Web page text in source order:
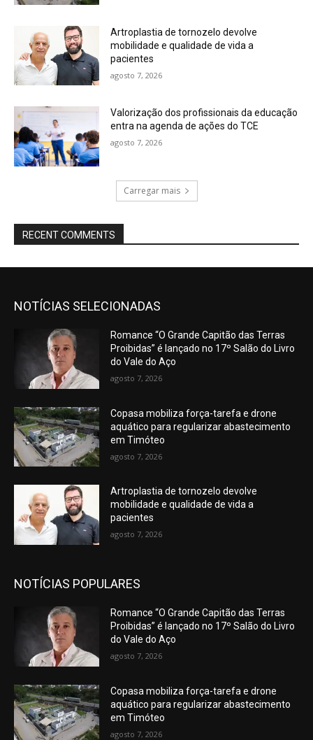
Artroplastia de tornozelo devolve
mobilidade e qualidade de vida a
pacientes
agosto 7, 2026
Valorização dos profissionais da educação
entra na agenda de ações do TCE
agosto 7, 2026
Carregar mais
RECENT COMMENTS
NOTÍCIAS SELECIONADAS
Romance “O Grande Capitão das Terras
Proibidas” é lançado no 17º Salão do Livro
do Vale do Aço
agosto 7, 2026
Copasa mobiliza força-tarefa e drone
aquático para regularizar abastecimento
em Timóteo
agosto 7, 2026
Artroplastia de tornozelo devolve
mobilidade e qualidade de vida a
pacientes
agosto 7, 2026
NOTÍCIAS POPULARES
Romance “O Grande Capitão das Terras
Proibidas” é lançado no 17º Salão do Livro
do Vale do Aço
agosto 7, 2026
Copasa mobiliza força-tarefa e drone
aquático para regularizar abastecimento
em Timóteo
agosto 7, 2026